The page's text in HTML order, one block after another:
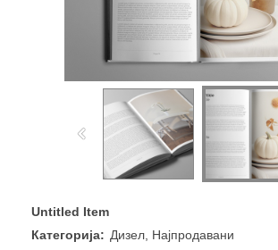
Untitled Item
Категорија: Дизел, Најпродавани